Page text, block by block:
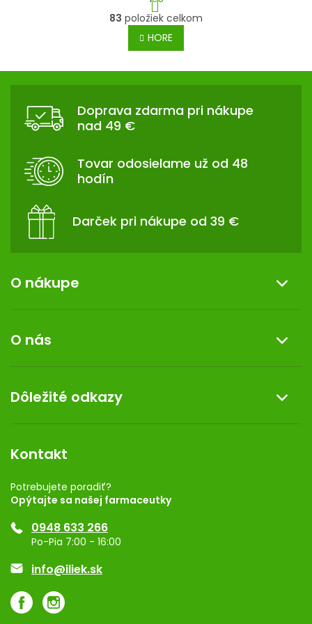
O
v
l
d
a
c
i
r
y
v
p
t
r
á
n
o
v
a
n
83 položiek celkom
HORE
Doprava zdarma pri nákupe
nad 49 €
Tovar odosielame už od 48
hodín
Darček pri nákupe od 39 €
O nákupe
Reklamácia a vrátenie tovaru
Doprava a platba
Darček k nákupu
O nás
Kontakt
Dermocentrum
Dôležité odkazy
Rozhodnutie na prevádzku
Registrácia
Ponuka pre firmy
Značky
Kontakt
Potrebujete poradiť?
Opýtajte sa našej farmaceutky
0948 633 266
Po-Pia 7:00 - 16:00
info@iliek.sk